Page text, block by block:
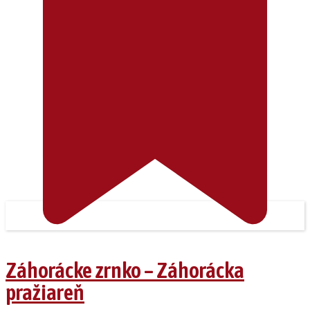
Záhorácke zrnko – Záhorácka
pražiareň